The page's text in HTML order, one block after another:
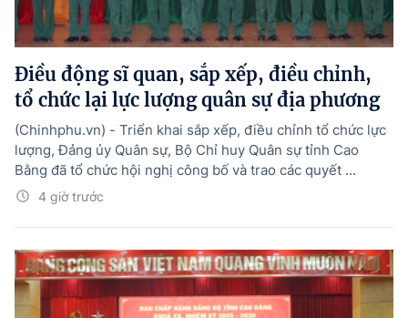
Điều động sĩ quan, sắp xếp, điều chỉnh,
tổ chức lại lực lượng quân sự địa phương
4 giờ trước
(Chinhphu.vn) - Triển khai sắp xếp, điều chỉnh tổ chức lực
lượng, Đảng ủy Quân sự, Bộ Chỉ huy Quân sự tỉnh Cao
Bằng đã tổ chức hội nghị công bố và trao các quyết ...